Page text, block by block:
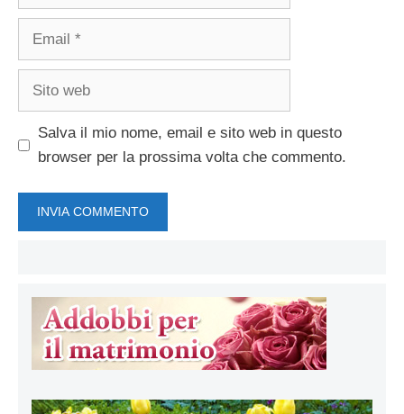
Email
Sito
Salva il mio nome, email e sito web in questo
browser per la prossima volta che commento.